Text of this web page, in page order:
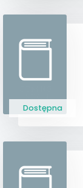
Dostępna